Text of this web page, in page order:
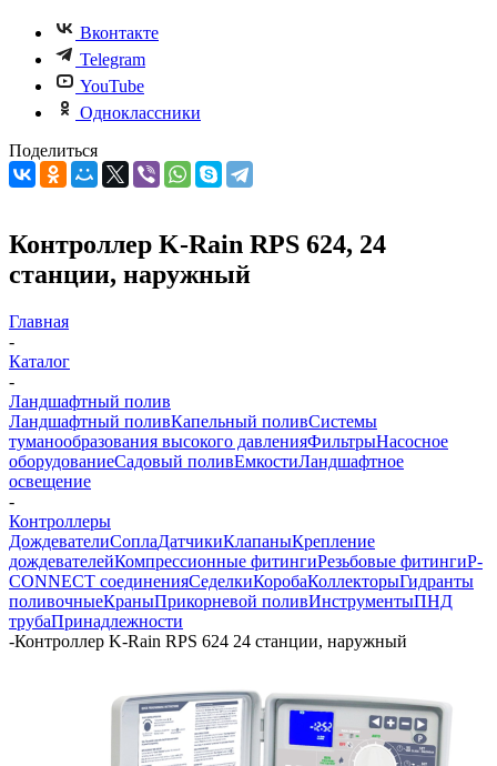
Вконтакте
Telegram
YouTube
Одноклассники
Поделиться
Контроллер K-Rain RPS 624, 24
станции, наружный
Главная
-
Каталог
-
Ландшафтный полив
Ландшафтный поливКапельный поливСистемы
туманообразования высокого давленияФильтрыНасосное
оборудованиеСадовый поливЕмкостиЛандшафтное
освещение
-
Контроллеры
ДождевателиСоплаДатчикиКлапаныКрепление
дождевателейКомпрессионные фитингиРезьбовые фитингиP-
CONNECT соединенияСеделкиКоробаКоллекторыГидранты
поливочныеКраныПрикорневой поливИнструментыПНД
трубаПринадлежности
-Контроллер K-Rain RPS 624 24 станции, наружный